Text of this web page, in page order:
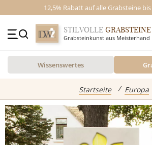
12,5% Rabatt auf alle Grabsteine bis
Kontakt
GRABSTEINE
Alle Grabsteine
STILVOLLE GRABSTEINE
Grabsteinkunst aus Meisterhand
Wissenswertes
Startseite Europa
Inspiration
abgebildete Produkte